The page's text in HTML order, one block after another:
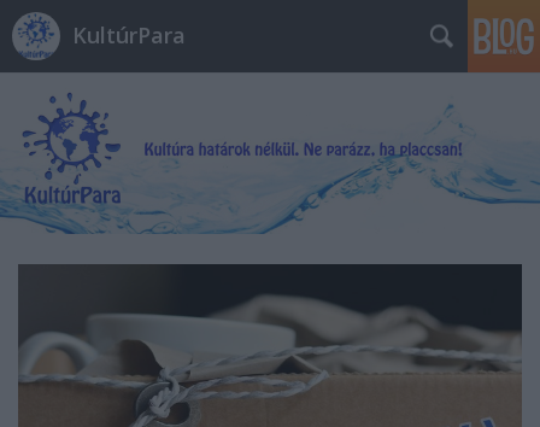
KultúrPara